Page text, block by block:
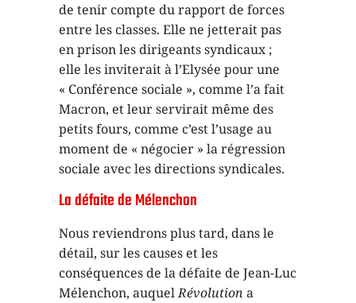
de tenir compte du rapport de forces
entre les classes. Elle ne jetterait pas
en prison les dirigeants syndicaux ;
elle les inviterait à l’Elysée pour une
« Conférence sociale », comme l’a fait
Macron, et leur servirait même des
petits fours, comme c’est l’usage au
moment de « négocier » la régression
sociale avec les directions syndicales.
La défaite de Mélenchon
Nous reviendrons plus tard, dans le
détail, sur les causes et les
conséquences de la défaite de Jean-Luc
Mélenchon, auquelRévolution a